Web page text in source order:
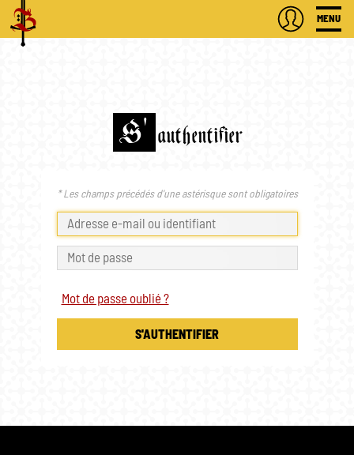
MENU
S' authentifier
* Les champs précédés d'une astérisque sont obligatoires
Mot de passe oublié ?
S'AUTHENTIFIER